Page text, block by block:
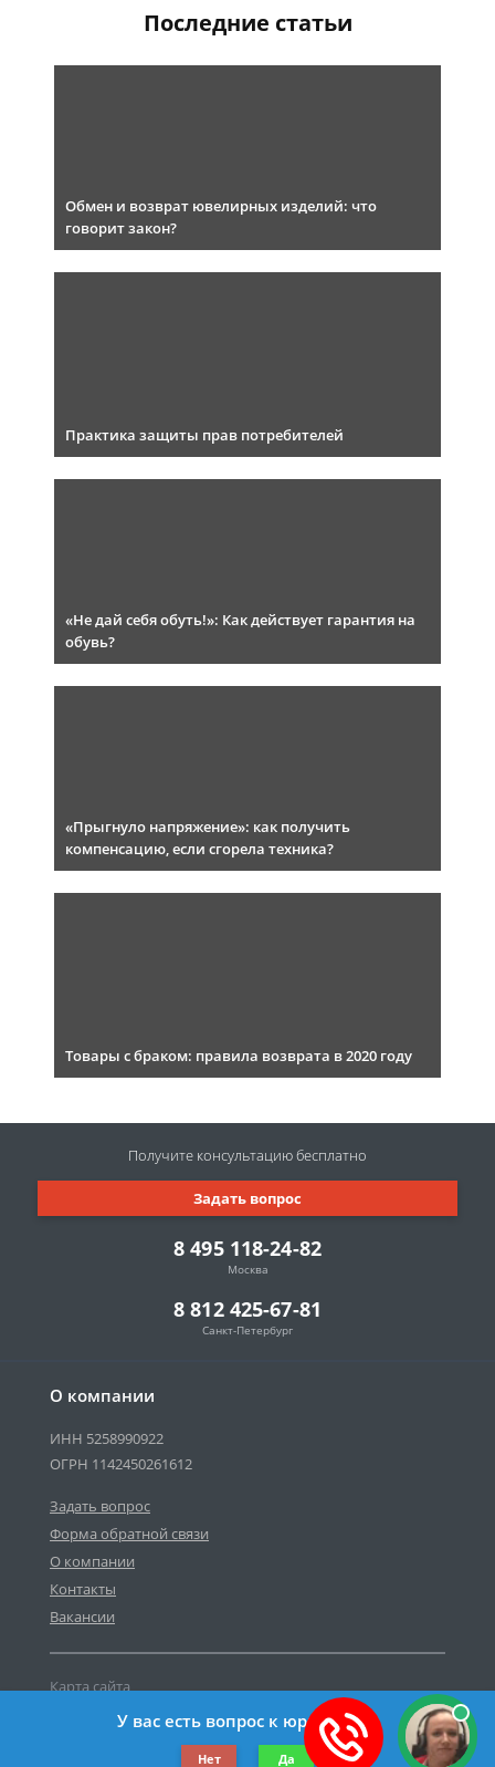
Последние статьи
Обмен и возврат ювелирных изделий: что
говорит закон?
Практика защиты прав потребителей
«Не дай себя обуть!»: Как действует гарантия на
обувь?
«Прыгнуло напряжение»: как получить
компенсацию, если сгорела техника?
Товары с браком: правила возврата в 2020 году
О компании
ИНН 5258990922
ОГРН 1142450261612
Задать вопрос
Форма обратной связи
О компании
Контакты
Вакансии
©2019-2026 Все права защищены.
Карта сайта
Политика персональных данных
8 495 118-24-82
Москва
8 812 425-67-81
Санкт-Петербург
Задать вопрос
Получите консультациюбесплатно
У вас есть вопрос к юристу?
Нет Да